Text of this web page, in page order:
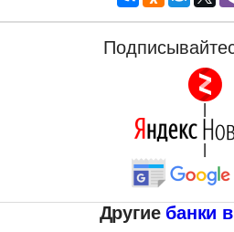
Другие банки